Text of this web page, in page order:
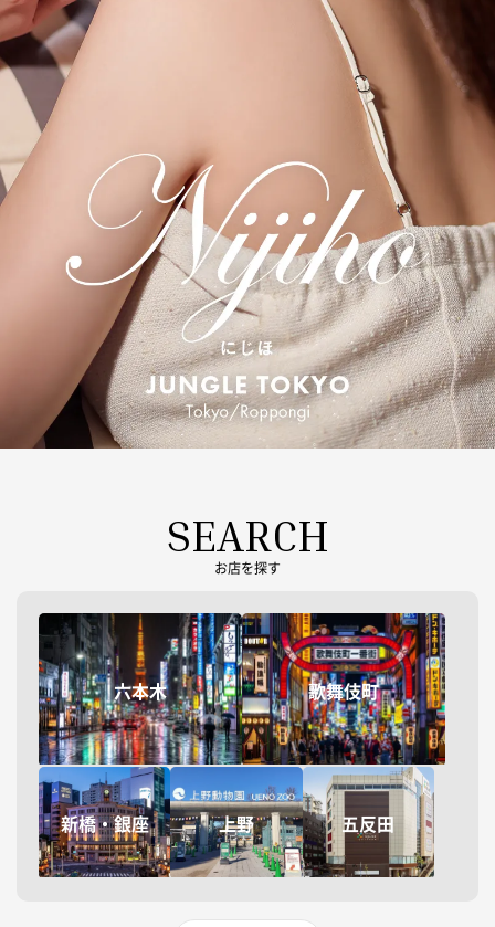
SEARCH
お店を探す
六本木 歌舞伎町
新橋・銀座 上野 五反田